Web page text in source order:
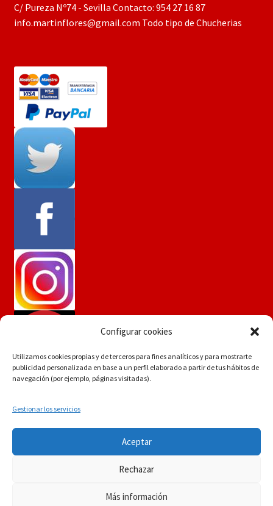
Configurar cookies
Utilizamos cookies propias y de terceros para fines analíticos y para mostrarte
publicidad personalizada en base a un perfil elaborado a partir de tus hábitos de
navegación (por ejemplo, páginas visitadas).
Gestionar los servicios
Aceptar
Rechazar
Más información
Si tiene dudas consúltenos a
info.martinflores@gmail.com , mensaje de whatsapp
644352942 o en el 954271687
C/ Pureza Nº74 - Sevilla Contacto: 954 27 16 87
info.martinflores@gmail.com Todo tipo de Chucherias
POLÍTICA DE PRIVACIDAD
Construido con